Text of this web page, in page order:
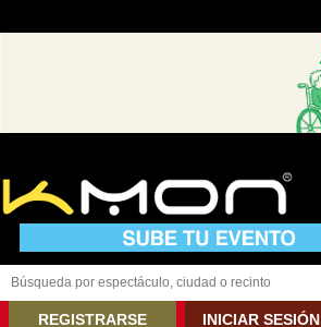
REGISTRARSE INICIAR SESIÓN